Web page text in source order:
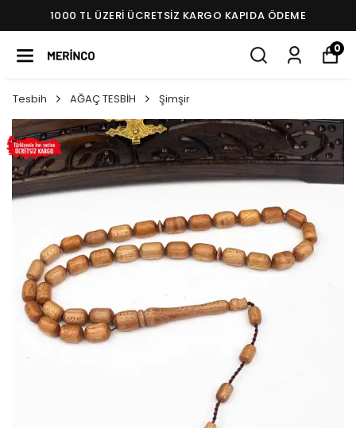
1000 TL ÜZERI ÜCRETSIZ KARGO KAPIDA ÖDEME
0
Tesbih AĞAÇ TESBİH Şimşir